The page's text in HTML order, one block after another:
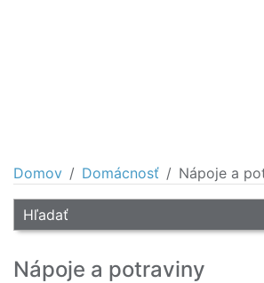
Domov Domácnosť Nápoje a
Hľadať
Nápoje a potraviny